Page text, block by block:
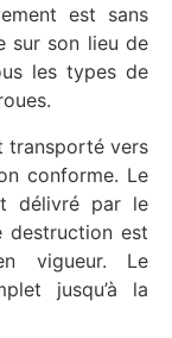
est sans
sur son lieu de
les types de
transporté vers
conforme. Le
délivré par le
destruction est
vigueur. Le
jusqu’à la